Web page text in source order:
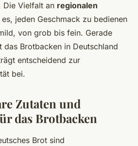
Die Vielfalt an regionalen
jeden Geschmack zu bedienen
von grob bis fein. Gerade
das Brotbacken in Deutschland
entscheidend zur
bei.
Zutaten und
das Brotbacken
Brot sind